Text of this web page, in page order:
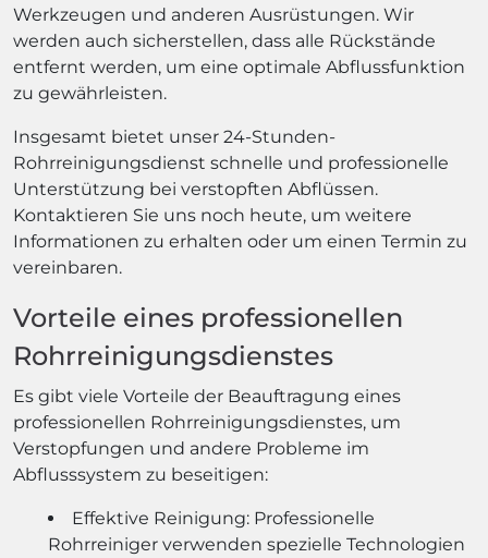
Werkzeugen und anderen Ausrüstungen. Wir
werden auch sicherstellen, dass alle Rückstände
entfernt werden, um eine optimale Abflussfunktion
zu gewährleisten.
Insgesamt bietet unser 24-Stunden-
Rohrreinigungsdienst schnelle und professionelle
Unterstützung bei verstopften Abflüssen.
Kontaktieren Sie uns noch heute, um weitere
Informationen zu erhalten oder um einen Termin zu
vereinbaren.
Vorteile eines professionellen
Rohrreinigungsdienstes
Es gibt viele Vorteile der Beauftragung eines
professionellen Rohrreinigungsdienstes, um
Verstopfungen und andere Probleme im
Abflusssystem zu beseitigen:
Effektive Reinigung: Professionelle
Rohrreiniger verwenden spezielle Technologien